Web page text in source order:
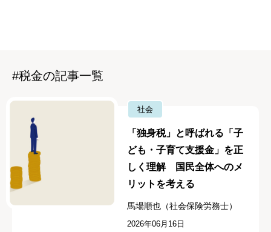
#税金の記事一覧
社会
「独身税」と呼ばれる「子
ども・子育て支援金」を正
しく理解 国民全体へのメ
リットを考える
馬場順也（社会保険労務士）
2026年06月16日